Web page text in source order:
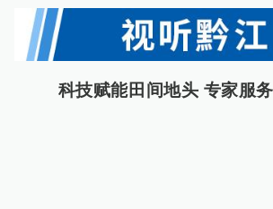
科技赋能田间地头 专家服